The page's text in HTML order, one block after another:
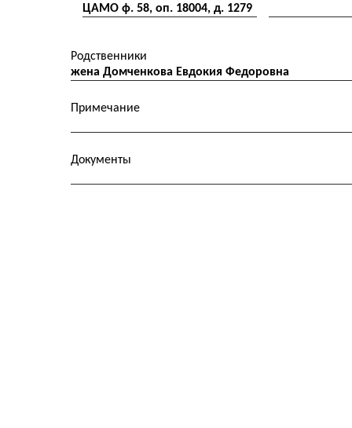
ЦАМО ф. 58, оп. 18004, д. 1279
Родственники
жена Домченкова Евдокия Федоровна
Примечание
Документы